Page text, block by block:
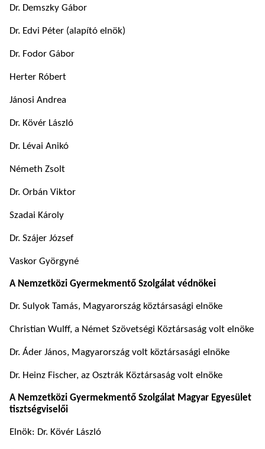
Dr. Demszky Gábor
Dr. Edvi Péter (alapító elnök)
Dr. Fodor Gábor
Herter Róbert
Jánosi Andrea
Dr. Kövér László
Dr. Lévai Anikó
Németh Zsolt
Dr. Orbán Viktor
Szadai Károly
Dr. Szájer József
Vaskor Györgyné
A Nemzetközi Gyermekmentő Szolgálat védnökei
Dr. Sulyok Tamás, Magyarország köztársasági elnöke
Christian Wulff, a Német Szövetségi Köztársaság volt elnöke
Dr. Áder János, Magyarország volt köztársasági elnöke
Dr. Heinz Fischer, az Osztrák Köztársaság volt elnöke
A Nemzetközi Gyermekmentő Szolgálat Magyar Egyesület
tisztségviselői
Elnök: Dr. Kövér László